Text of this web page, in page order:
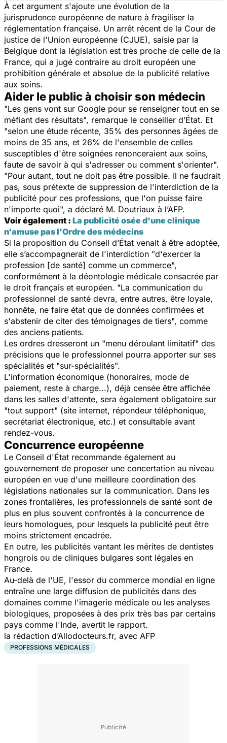
À cet argument s'ajoute une évolution de la
jurisprudence européenne de nature à fragiliser la
réglementation française. Un arrêt récent de la Cour de
justice de l'Union européenne (CJUE), saisie par la
Belgique dont la législation est très proche de celle de la
France, qui a jugé contraire au droit européen une
prohibition générale et absolue de la publicité relative
aux soins.
Aider le public à choisir son médecin
"Les gens vont sur Google pour se renseigner tout en se
méfiant des résultats", remarque le conseiller d’État. Et
"selon une étude récente, 35% des personnes âgées de
moins de 35 ans, et 26% de l'ensemble de celles
susceptibles d'être soignées renonceraient aux soins,
faute de savoir à qui s'adresser ou comment s'orienter".
"Pour autant, tout ne doit pas être possible. Il ne faudrait
pas, sous prétexte de suppression de l'interdiction de la
publicité pour ces professions, que l'on puisse faire
n'importe quoi", a déclaré M. Doutriaux à l’AFP.
Voir également : La publicité osée d'une clinique
n'amuse pas l'Ordre des médecins
Si la proposition du Conseil d’État venait à être adoptée,
elle s’accompagnerait de l'interdiction "d'exercer la
profession [de santé] comme un commerce",
conformément à la déontologie médicale consacrée par
le droit français et européen. "La communication du
professionnel de santé devra, entre autres, être loyale,
honnête, ne faire état que de données confirmées et
s'abstenir de citer des témoignages de tiers", comme
des anciens patients.
Les ordres dresseront un "menu déroulant limitatif" des
précisions que le professionnel pourra apporter sur ses
spécialités et "sur-spécialités".
L'information économique (honoraires, mode de
paiement, reste à charge...), déjà censée être affichée
dans les salles d'attente, sera également obligatoire sur
"tout support" (site internet, répondeur téléphonique,
secrétariat électronique, etc.) et consultable avant
rendez-vous.
Concurrence européenne
Le Conseil d'État recommande également au
gouvernement de proposer une concertation au niveau
européen en vue d'une meilleure coordination des
législations nationales sur la communication. Dans les
zones frontalières, les professionnels de santé sont de
plus en plus souvent confrontés à la concurrence de
leurs homologues, pour lesquels la publicité peut être
moins strictement encadrée.
En outre, les publicités vantant les mérites de dentistes
hongrois ou de cliniques bulgares sont légales en
France.
Au-delà de l'UE, l'essor du commerce mondial en ligne
entraîne une large diffusion de publicités dans des
domaines comme l'imagerie médicale ou les analyses
biologiques, proposées à des prix très bas par certains
pays comme l'Inde, avertit le rapport.
la rédaction d’Allodocteurs.fr, avec AFP
PROFESSIONS MÉDICALES